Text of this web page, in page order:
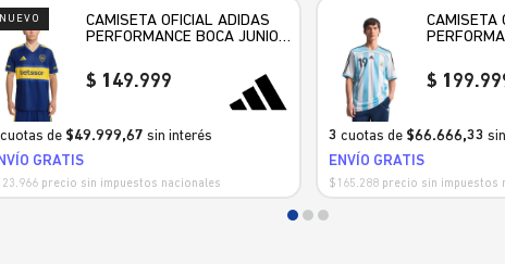
NUEVO
CAMISETA OFICIAL ADIDAS
PERFORMANCE BOCA JUNIORS
149.999
cuotas de $49.999,67 sin interés
GRATIS
precio sin impuestos nacionales
CAMISETA
HOMBRE
3 cuotas de $66.666,33
ENVÍO GRATIS
$165.288 precio sin impuestos